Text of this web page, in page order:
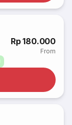
Rp 180.000
From